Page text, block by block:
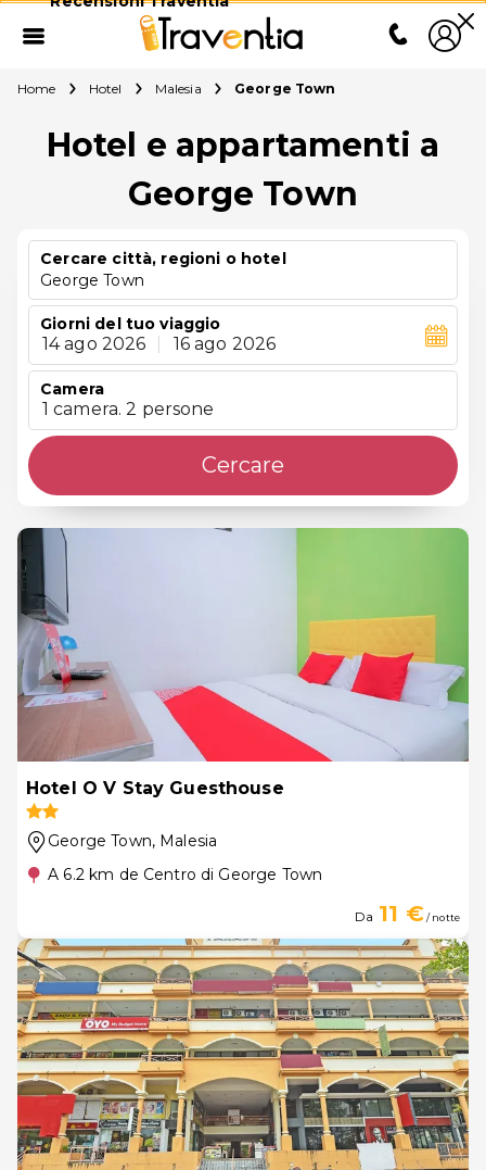
Home Hotel Malesia George Town
Hotel e appartamenti a
George Town
Cercare città, regioni o hotel
George Town
Giorni del tuo viaggio
14 ago 2026 16 ago 2026
Camera
1 camera. 2 persone
Cercare
Hotel O V Stay Guesthouse
George Town, Malesia
A 6.2 km de Centro di George Town
Da 11 €/ notte